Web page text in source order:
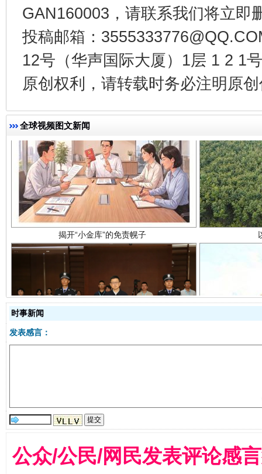
GAN160003，请联系我们将立即
投稿邮箱：
12号（华声国际大厦）1层 1 2 1
原创权利，请转载时务必注明原
全球视频图文新闻
千年窑火 生生不息 一
揭开“小金库”的免责幌子
时事新闻
发表感言：
公众/公民/网民发表评论感